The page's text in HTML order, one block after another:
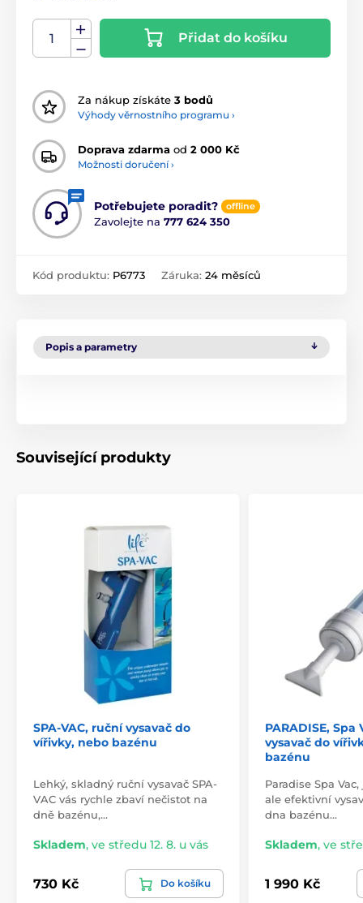
Přidat do košíku
Za nákup získáte 3 bodů
Výhody věrnostního programu ›
Doprava zdarma od 2 000 Kč
Možnosti doručení ›
Potřebujete poradit? offline
Zavolejte na 777 624 350
Kód produktu: P6773 Záruka: 24 měsíců
Popis a parametry
Související produkty
SPA-VAC, ruční vysavač do
vířivky, nebo bazénu
Lehký, skladný ruční vysavač SPA-
VAC vás rychle zbaví nečistot na
dně bazénu,…
Skladem, ve středu 12. 8. u vás
730 Kč Do košíku
PARADISE, Spa
vysavač do
bazénu
Paradise Spa
ale efektivní
dna bazénu…
Skladem, ve
1 990 Kč